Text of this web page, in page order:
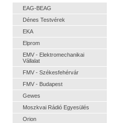
EAG-BEAG
Dénes Testvérek
EKA
Elprom
EMV - Elektromechanikai
Vállalat
FMV - Székesfehérvár
FMV - Budapest
Gewes
Moszkvai Rádió Egyesülés
Orion